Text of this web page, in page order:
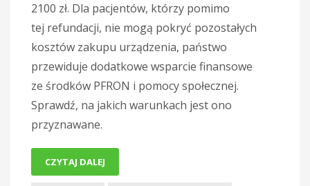
2100 zł. Dla pacjentów, którzy pomimo
tej refundacji, nie mogą pokryć pozostałych
kosztów zakupu urządzenia, państwo
przewiduje dodatkowe wsparcie finansowe
ze środków PFRON i pomocy społecznej.
Sprawdź, na jakich warunkach jest ono
przyznawane.
CZYTAJ DALEJ